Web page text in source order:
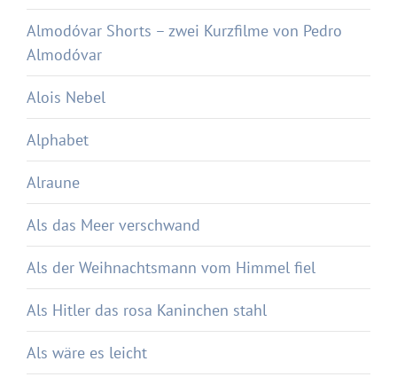
Almodóvar Shorts – zwei Kurzfilme von Pedro
Almodóvar
Alois Nebel
Alphabet
Alraune
Als das Meer verschwand
Als der Weihnachtsmann vom Himmel fiel
Als Hitler das rosa Kaninchen stahl
Als wäre es leicht